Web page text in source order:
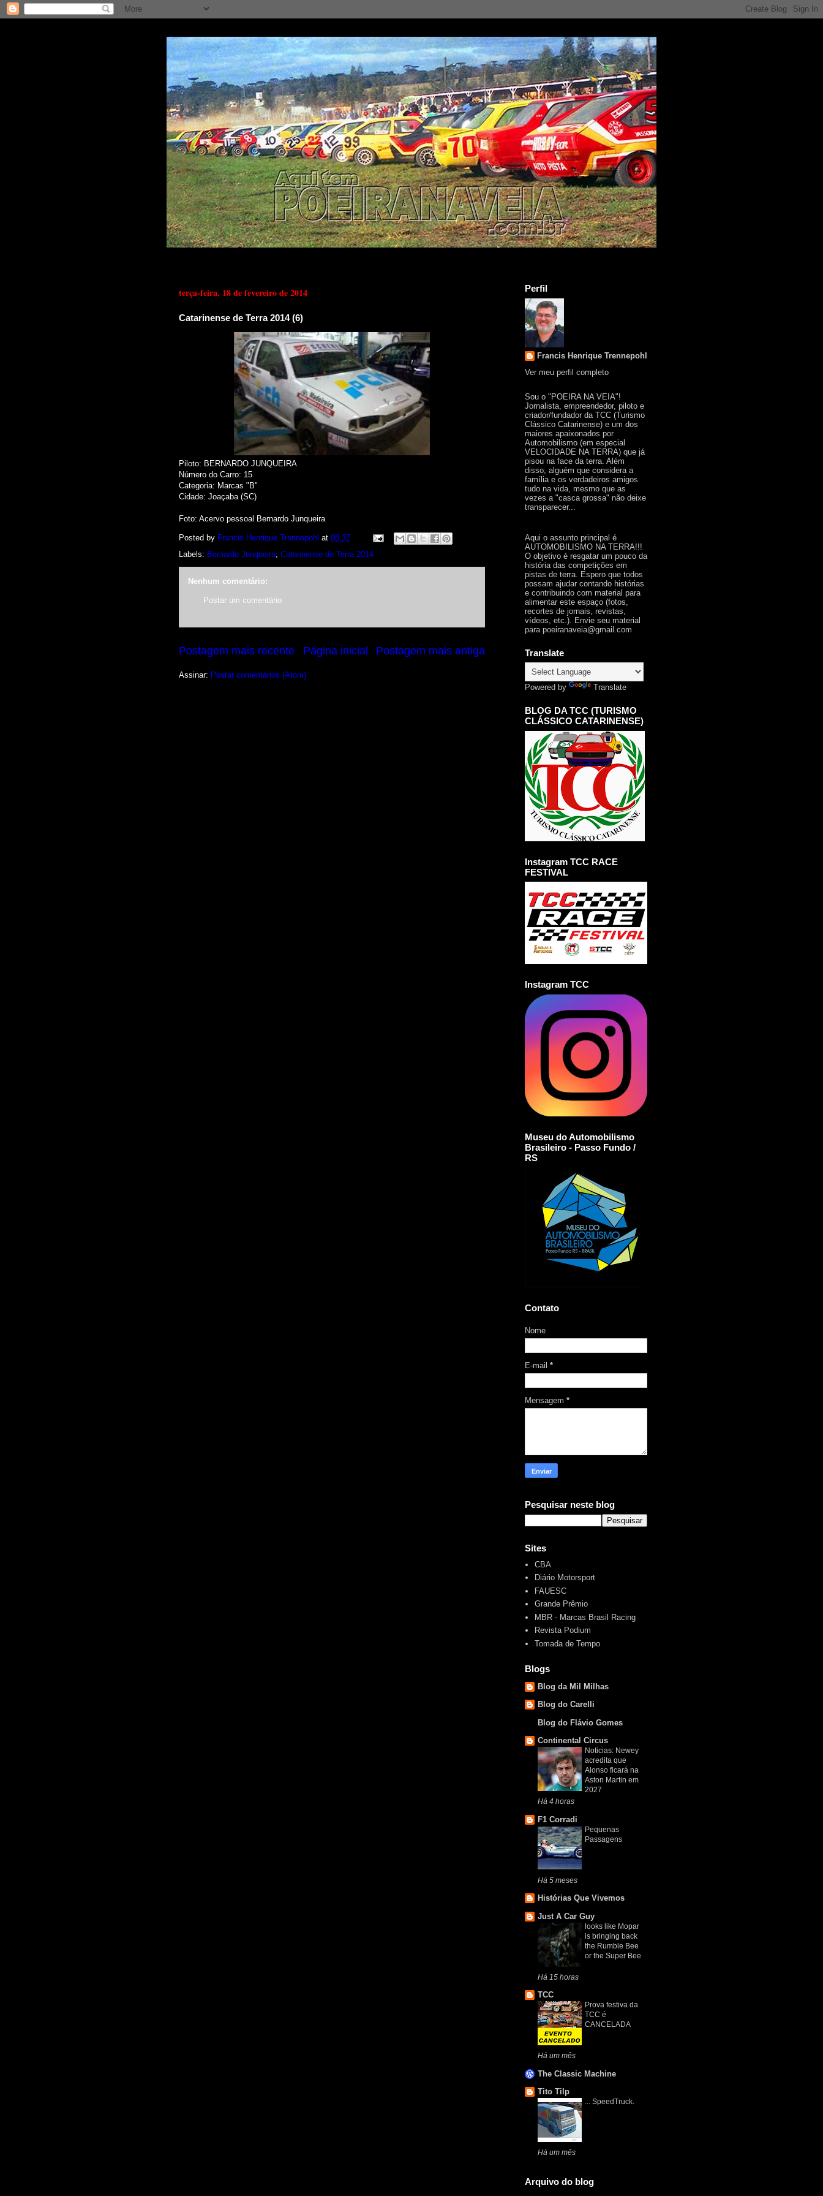
terça-feira, 18 de fevereiro de 2014
Catarinense de Terra 2014 (6)
Piloto: BERNARDO JUNQUEIRA
Número do Carro: 15
Categoria: Marcas "B"
Cidade: Joaçaba (SC)
Foto: Acervo pessoal Bernardo Junqueira
Posted by Francis Henrique Trennepohl at 08:37
Labels: Bernardo Junqueira, Catarinense de Terra 2014
Nenhum comentário:
Postar um comentário
Postagem mais recente Postagem mais antiga
Página inicial
Assinar: Postar comentários (Atom)
Perfil
Francis Henrique Trennepohl
Ver meu perfil completo
Sou o "POEIRA NA VEIA"!
Jornalista, empreendedor, piloto e
criador/fundador da TCC (Turismo
Clássico Catarinense) e um dos
maiores apaixonados por
Automobilismo (em especial
VELOCIDADE NA TERRA) que já
pisou na face da terra. Além
disso, alguém que considera a
família e os verdadeiros amigos
tudo na vida, mesmo que as
vezes a "casca grossa" não deixe
transparecer...
Aqui o assunto principal é
AUTOMOBILISMO NA TERRA!!!
O objetivo é resgatar um pouco da
história das competições em
pistas de terra. Espero que todos
possam ajudar contando histórias
e contribuindo com material para
alimentar este espaço (fotos,
recortes de jornais, revistas,
vídeos, etc.). Envie seu material
para poeiranaveia@gmail.com
Translate
Powered by Translate
BLOG DA TCC (TURISMO
CLÁSSICO CATARINENSE)
Instagram TCC RACE
FESTIVAL
Instagram TCC
Museu do Automobilismo
Brasileiro - Passo Fundo /
RS
Contato
Nome
E-mail *
Mensagem *
Pesquisar neste blog
Sites
CBA
Diário Motorsport
FAUESC
Grande Prêmio
MBR - Marcas Brasil Racing
Revista Podium
Tomada de Tempo
Blogs
Blog da Mil Milhas
Blog do Carelli
Blog do Flávio Gomes
Continental Circus
Noticias: Newey
acredita que
Alonso ficará na
Aston Martin em
2027
Há 4 horas
F1 Corradi
Pequenas
Passagens
Há 5 meses
Histórias Que Vivemos
Just A Car Guy
looks like Mopar
is bringing back
the Rumble Bee
or the Super Bee
Há 15 horas
TCC
Prova festiva da
TCC é
CANCELADA
Há um mês
The Classic Machine
Tito Tilp
... SpeedTruck.
Há um mês
Arquivo do blog